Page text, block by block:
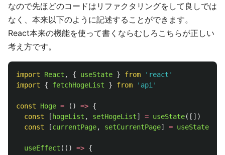
なので先ほどのコードはリファクタリングをして良しでは
なく、本来以下のように記述することができます。
React本来の機能を使って書くならむしろこちらが正しい
考え方です。
import React , { useState } from ' react '
import
{ fetchHogeList } from ' api '
const Hoge = () => {
const
[ hogeList , setHogeList] = useState([])
const
[currentPage, setCurrentPage] = useState
useEffect (() => {